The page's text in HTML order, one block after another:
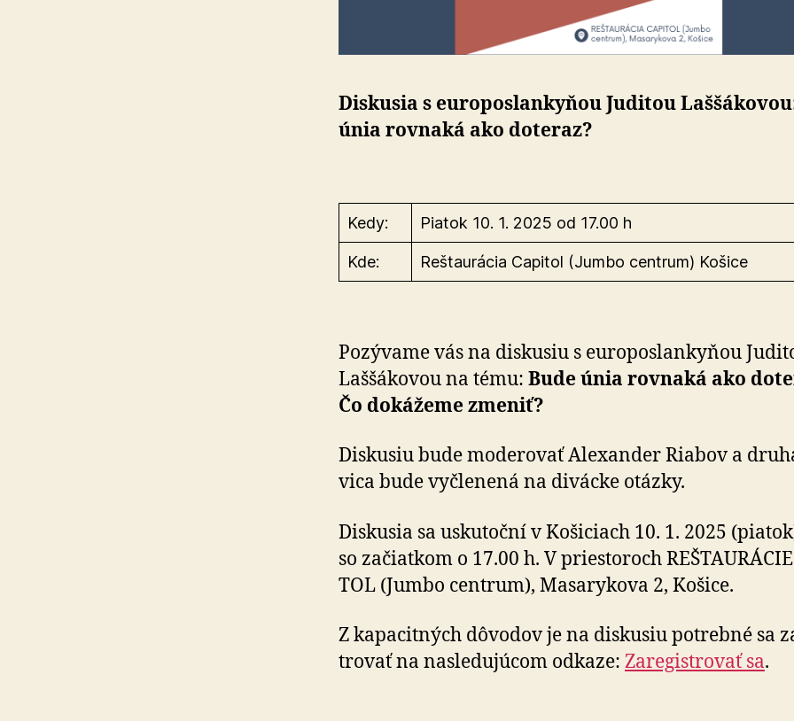
Diskusia s europoslankyňou Juditou
únia rov­na­ká ako do­te­raz?
Kedy: Piatok 10. 1. 2025 od 17.00 h
Kde: Reštaurácia Capitol (Jumbo centrum) Košice
Pozývame vás na diskusiu s europoslankyňou
Laššá­ko­vou na té­mu: Bude únia rov­na­ká ako
Čo do­ká­že­me zmeniť?
Diskusiu bude moderovať Alexander Riabov a
vi­ca bude vy­čle­ne­ná na di­vác­ke otázky.
Diskusia sa uskutoční v Košiciach 10. 1. 2025
so za­čiat­kom o 17.00 h. V priesto­roch
TOL (Jumbo centrum), Ma­sa­ry­ko­va 2, Košice.
Z kapacitných dôvodov je na diskusiu potrebné sa
tro­vať na na­sle­du­jú­com od­ka­ze: Za­re­gis­tro­vať sa.